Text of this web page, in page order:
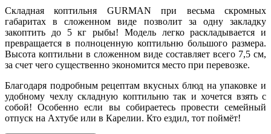
Складная коптильня GURMAN при весьма скромных
габаритах в сложенном виде позволит за одну закладку
закоптить до 5 кг рыбы! Модель легко раскладывается и
превращается в полноценную коптильню большого размера.
Высота коптильни в сложенном виде составляет всего 7,5 см,
за счет чего существенно экономится место при перевозке.
Благодаря подробным рецептам вкусных блюд на упаковке и
удобному чехлу складную коптильню так и хочется взять с
собой! Особенно если вы собираетесь провести семейный
отпуск на Ахтубе или в Карелии. Кто ездил, тот поймёт!